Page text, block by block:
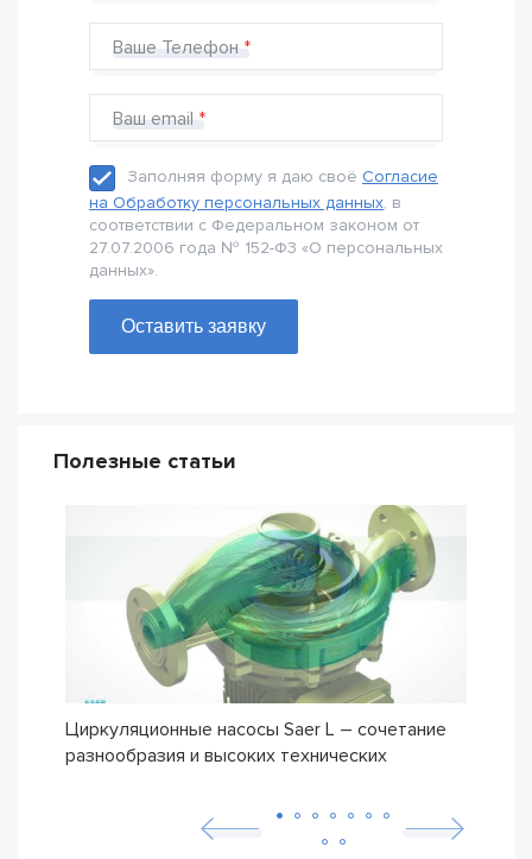
Ваше Телефон
Ваш email
Заполняя форму я даю своё Согласие
на Обработку персональных данных, в
соответствии с Федеральном законом от
27.07.2006 года № 152-Ф3 «О персональных
данных».
Оставить заявку
Полезные статьи
Циркуляционные насосы Saer L – сочетание
разнообразия и высоких технических